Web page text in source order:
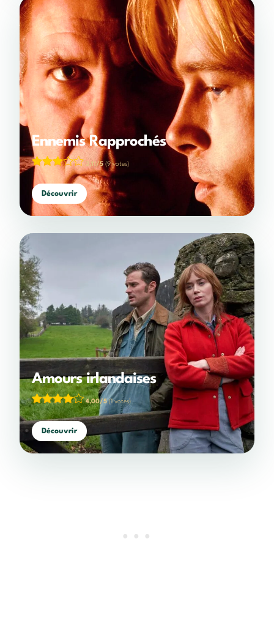
Ennemis Rapprochés
3,11/5 (9 votes)
Découvrir
Amours irlandaises
4,00/5(1 votes)
Découvrir